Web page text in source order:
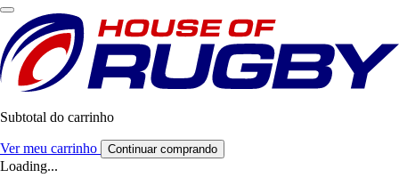
Subtotal do carrinho
Ver meu carrinho Continuar comprando
Loading...